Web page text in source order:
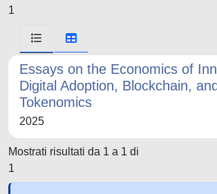
1
Essays on the Economics of
Digital Adoption, Blockchain, and
Tokenomics
2025
Mostrati risultati da 1 a 1 di
1